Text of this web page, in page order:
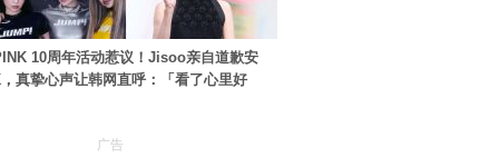
10周年活动惹议！Jisoo亲自道歉安
真挚心声让韩网直呼：「看了心里好
广告